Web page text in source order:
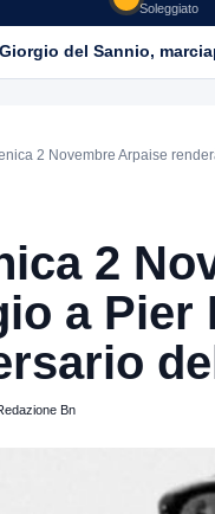
Soleggiato
del Sannio,
2 Novembre Arpaise
2
a Pier
Bn